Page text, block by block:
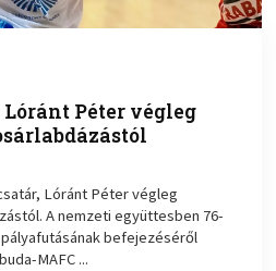
Péter végleg
Lóránt Péter végleg
A nemzeti együttesben 76-
befejezéséről
MAFC ...